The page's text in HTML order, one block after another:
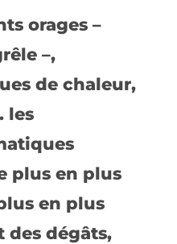
orages –
–,
de chaleur,
les
plus en plus
en plus
des dégâts,